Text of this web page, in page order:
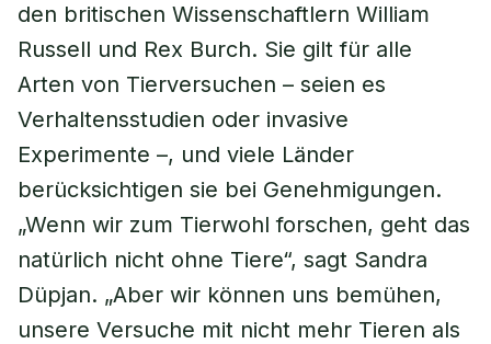
den britischen Wissenschaftlern William
Russell und Rex Burch. Sie gilt für alle
Arten von Tierversuchen – seien es
Verhaltensstudien oder invasive
Experimente –, und viele Länder
berücksichtigen sie bei Genehmigungen.
„Wenn wir zum Tierwohl forschen, geht das
natürlich nicht ohne Tiere“, sagt Sandra
Düpjan. „Aber wir können uns bemühen,
unsere Versuche mit nicht mehr Tieren als